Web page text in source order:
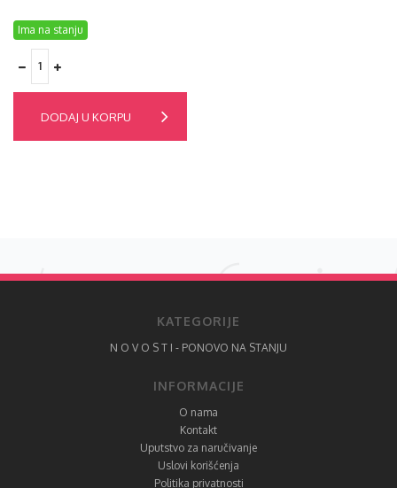
Ima na stanju
DODAJ U KORPU
KATEGORIJE
N O V O S T I - PONOVO NA STANJU
INFORMACIJE
O nama
Kontakt
Uputstvo za naručivanje
Uslovi korišćenja
Politika privatnosti